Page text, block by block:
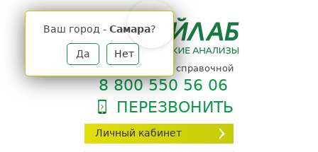
Личный кабинет
Ваш город - Самара?
Да Нет
телефон единой справочной
8 800 550 56 06
ПЕРЕЗВОНИТЬ